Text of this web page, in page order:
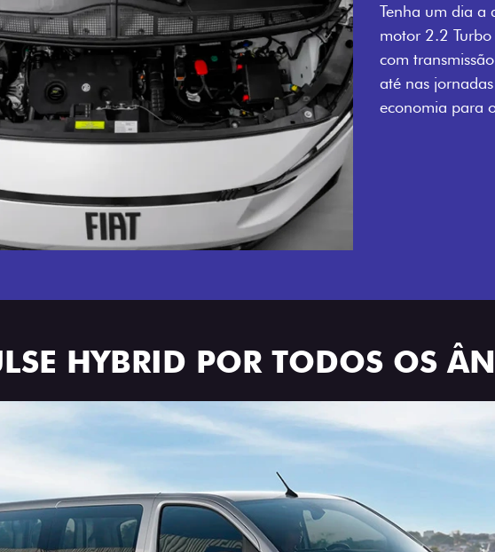
Tenha um dia a
motor 2.2
com
até nas
economia para
HYBRID POR TODOS OS